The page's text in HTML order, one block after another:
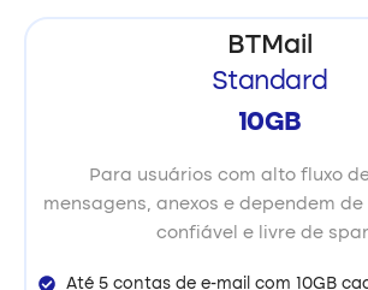
BTMail
Standard
10GB
Para usuários com alto fluxo
mensagens, anexos e dependem
confiável e livre de
Até 5 contas de e-mail com 10GB